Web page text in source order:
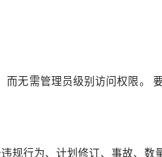
无需管理员级别访问权限。
规行为、计划修订、事故、数